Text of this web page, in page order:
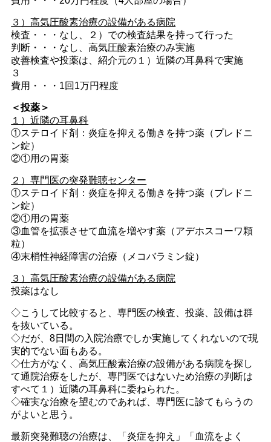
３）高気圧酸素治療の設備がある病院
検査・・・なし、２）での検査結果を持って行った
判断・・・なし、高気圧酸素治療のみ実施
改善検査や投薬は、紹介元の１）近隣の耳鼻科で実施
３
費用・・・1回1万円程度
＜投薬＞
１）近隣の耳鼻科
①ステロイド剤：炎症を抑える働きを持つ薬（プレドニ
ン錠）
②①用の胃薬
２）専門医の突発難聴センター
①ステロイド剤：炎症を抑える働きを持つ薬（プレドニ
ン錠）
②①用の胃薬
③血管を拡張させて血流を増やす薬（アデホスコーワ顆
粒）
④末梢性神経障害の治療（メコバラミン錠）
３）高気圧酸素治療の設備がある病院
投薬はなし
◇こうして比較すると、専門医の検査、投薬、設備は群
を抜いている。
◇だが、8日間の入院治療でしか実施してくれないので現
実的でない面もある。
◇仕方がなく、高気圧酸素治療の設備がある病院を探し
て通院治療をしたが、専門医ではないため治療の判断は
すべて１）近隣の耳鼻科に委ねられた。
◇確実な治療を望むのであれば、専門医に診てもらうの
がよいと思う。
最新突発難聴の治療は、「炎症を抑え」「血流をよく